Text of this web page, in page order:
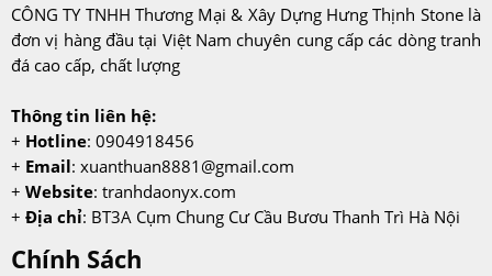
CÔNG TY TNHH Thương Mại & Xây Dựng Hưng Thịnh Stone là
đơn vị hàng đầu tại Việt Nam chuyên cung cấp các dòng tranh
đá cao cấp, chất lượng
Thông tin liên hệ:
+ Hotline: 0904918456
+ Email: xuanthuan8881@gmail.com
+ Website: tranhdaonyx.com
+ Địa chỉ: BT3A Cụm Chung Cư Cầu Bươu Thanh Trì Hà Nội
Chính Sách